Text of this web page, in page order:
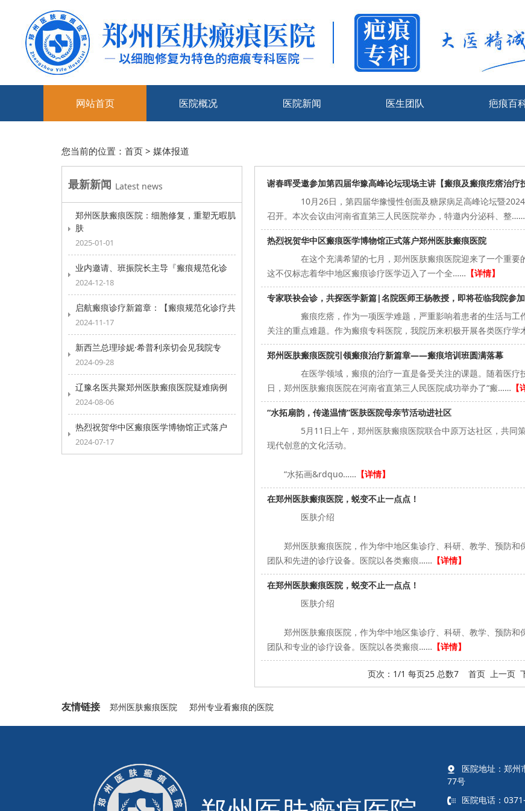
网站首页 医院概况 医院新闻 医生团队 疤痕百
您当前的位置： 首页 > 媒体报道
最新新闻 Latest news
郑州医肤瘢痕医院：细胞修复，重塑无暇肌
肤
2025-01-01
业内邀请、班振院长主导『瘢痕规范化诊
2024-12-18
启航瘢痕诊疗新篇章：【瘢痕规范化诊疗共
2024-11-17
新西兰总理珍妮·希普利亲切会见我院专
2024-09-28
辽豫名医共聚郑州医肤瘢痕医院疑难病例
2024-08-06
热烈祝贺华中区瘢痕医学博物馆正式落户
2024-07-17
谢春晖受邀参加第四届华豫高峰论坛现场主讲【瘢痕及瘢痕疙瘩治疗
10月26日，第四届华豫慢性创面及糖尿病足高峰论坛暨
召开。本次会议由河南省直第三人民医院举办，特邀内分泌科、整……
热烈祝贺华中区瘢痕医学博物馆正式落户郑州医肤瘢痕医院
在这个充满希望的七月，郑州医肤瘢痕医院迎来了一个重要
这不仅标志着华中地区瘢痕诊疗医学迈入了一个全…… 【详情】
专家联袂会诊，共探医学新篇|名院医师王杨教授，即将莅临我院参
瘢痕疙瘩，作为一项医学难题，严重影响着患者的生活与工
关注的重点难题。作为瘢痕专科医院，我院历来积极开展各类医疗
郑州医肤瘢痕医院引领瘢痕治疗新篇章——瘢痕培训班圆满落幕
在医学领域，瘢痕的治疗一直是备受关注的课题。随着医疗
日，郑州医肤瘢痕医院在河南省直第三人民医院成功举办了“瘢…… 【
“水拓扇韵，传递温情”医肤医院母亲节活动进社区
5月11日上午，郑州医肤瘢痕医院联合中原万达社区，共同
现代创意的文化活动。
“水拓画&rdquo…… 【详情】
在郑州医肤瘢痕医院，蜕变不止一点点！
医肤介绍
郑州医肤瘢痕医院，作为华中地区集诊疗、科研、教学、预防和
团队和先进的诊疗设备。医院以各类瘢痕…… 【详情】
在郑州医肤瘢痕医院，蜕变不止一点点！
医肤介绍
郑州医肤瘢痕医院，作为华中地区集诊疗、科研、教学、预防和
团队和专业的诊疗设备。医院以各类瘢痕…… 【详情】
页次：1/1 每页25 总数7 首页 上一页
友情链接 郑州医肤瘢痕医院 郑州专业看瘢痕的医院
医院地址：郑州
77号
医院电话：